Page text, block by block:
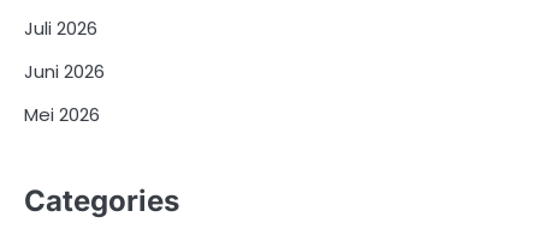
Juli 2026
Juni 2026
Mei 2026
Categories